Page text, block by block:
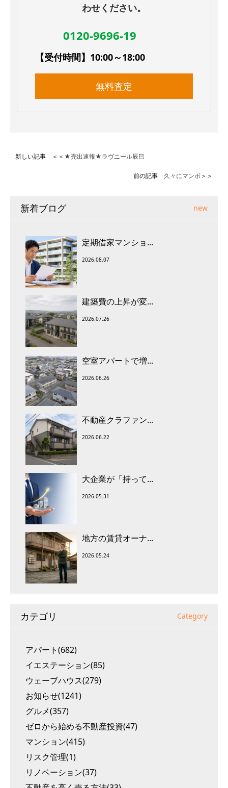
わせください。
0120-9696-19
【受付時間】10:00～18:00
無料査定
新しい記事 ＜＜ ★売出速報★ラヴニール辰巳
前の記事 久々にマンボ＞＞
新着ブログ new
定期借家マンショ...
2026.08.07
建築費の上昇が変...
2026.07.26
空室アパートで増...
2026.06.26
不動産クラファン...
2026.06.22
大企業が「持って...
2026.05.31
地方の賃貸オーナ...
2026.05.24
カテゴリ Category
アパート(682)
イエステーション(85)
ウェーブハウス(279)
お知らせ(1241)
グルメ(357)
ゼロから始める不動産投資(47)
マンション(415)
リスク管理(1)
リノベーション(37)